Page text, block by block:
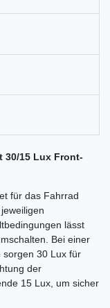
30/15 Lux Front-
für das Fahrrad
lässt
Bei einer
sorgen 30 Lux für
der
15 Lux, um sicher